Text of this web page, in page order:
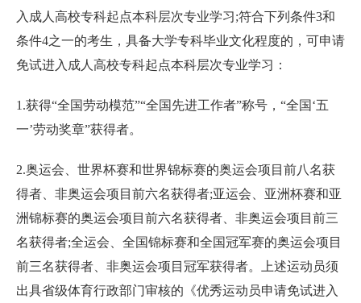
入成人高校专科起点本科层次专业学习;符合下列条件3和
条件4之一的考生，具备大学专科毕业文化程度的，可申请
免试进入成人高校专科起点本科层次专业学习：
1.获得“全国劳动模范”“全国先进工作者”称号，“全国‘五
一’劳动奖章”获得者。
2.奥运会、世界杯赛和世界锦标赛的奥运会项目前八名获
得者、非奥运会项目前六名获得者;亚运会、亚洲杯赛和亚
洲锦标赛的奥运会项目前六名获得者、非奥运会项目前三
名获得者;全运会、全国锦标赛和全国冠军赛的奥运会项目
前三名获得者、非奥运会项目冠军获得者。上述运动员须
出具省级体育行政部门审核的《优秀运动员申请免试进入